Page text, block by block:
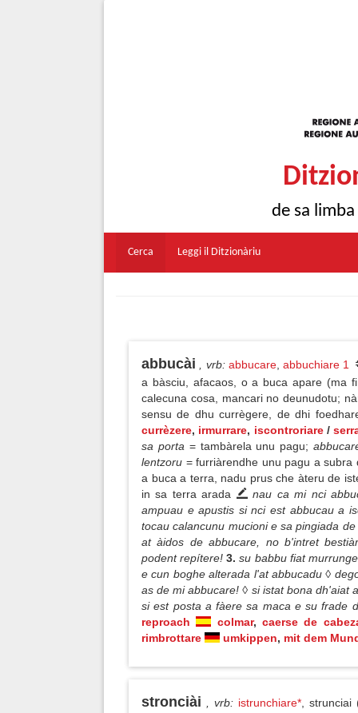
de sa
Cerca Leggi il Ditzionàriu
abbucài , vrb: abbucare, abbuchiare 1
a bàsciu, afacaos, o a buca apare (ma
calecuna cosa, mancari no deunudotu;
sensu de dhu currègere, de dhi
currèzere, irmurrare, iscontroriare /
sa porta = tambàrela unu pagu;
lentzoru = furriàrendhe unu pagu a
a buca a terra, nadu prus che àteru de
in sa terra arada
nau ca mi nci
ampuau e apustis si nci est abbucau a
tocau calancunu mucioni e sa pingiada
at àidos de abbucare, no b'intret
podent repítere! 3.su babbu fiat
e cun boghe alterada l'at abbucadu ◊
as de mi abbucare! ◊ si istat bona dh'aiat
si est posta a fàere sa maca e su frade
reproach
colmar, caerse de
rimbrottare
umkippen, mit dem
stronciài , vrb: istrunchiare* ,